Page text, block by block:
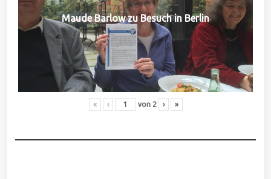
Maude Barlow zu Besuch in Berlin
« ‹ von 2 › »